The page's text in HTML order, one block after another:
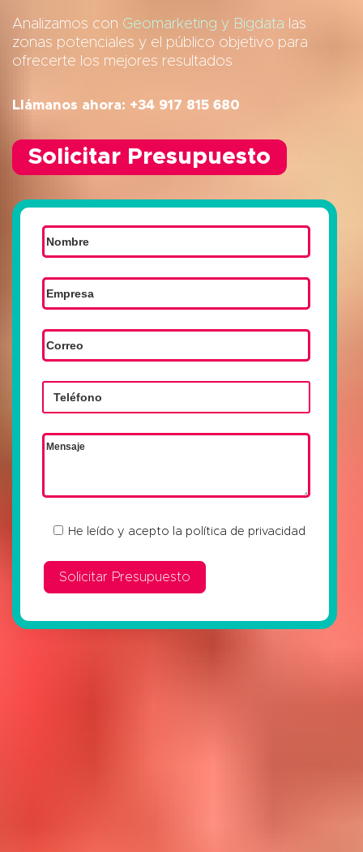
Analizamos con Geomarketing y Bigdata las
zonas potenciales y el público objetivo para
ofrecerte los mejores resultados
Llámanos ahora: +34 917 815 680
Solicitar Presupuesto
He leído y acepto la política de privacidad